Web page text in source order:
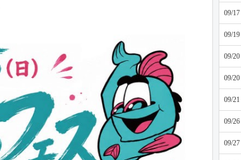
09/17
09/19
09/20
09/20
09/21
09/26
09/27